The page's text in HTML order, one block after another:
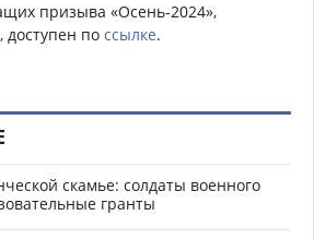
призыва «Осень-2024»,
по ссылке.
скамье: солдаты военного
гранты